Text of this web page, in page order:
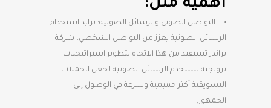
أهمية مثل:
التواصل الصوتي والرسائل الصوتية: تزايد استخدام
الرسائل الصوتية يعزز من التواصل الشخصي، شركة
براندز تستفيد من هذا الاتجاه بتطوير استراتيجيات
ترويجية تستخدم الرسائل الصوتية لجعل الحملات
التسويقية أكثر حميمية وسرعة في الوصول إلى
الجمهور.